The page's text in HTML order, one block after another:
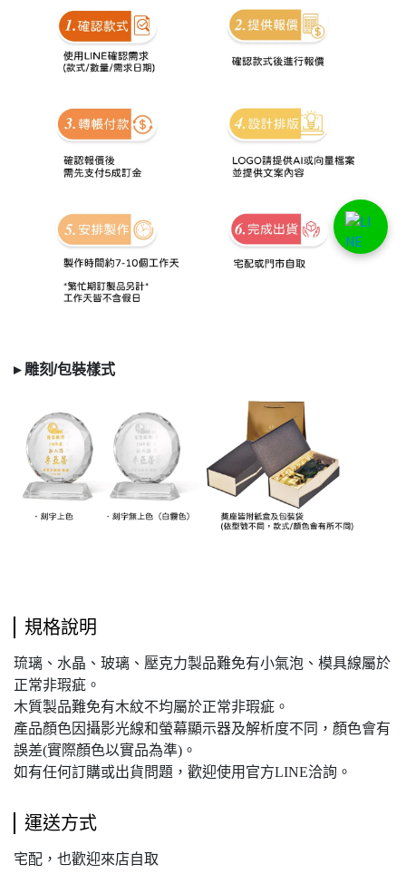
▸ 雕刻/包裝樣式
規格說明
琉璃、水晶、玻璃、壓克力製品難免有小氣泡、模具線屬於
正常非瑕疵。
木質製品難免有木紋不均屬於正常非瑕疵。
產品顏色因攝影光線和螢幕顯示器及解析度不同，顏色會有
誤差(實際顏色以實品為準)。
如有任何訂購或出貨問題，歡迎使用官方LINE洽詢。
運送方式
宅配，也歡迎來店自取